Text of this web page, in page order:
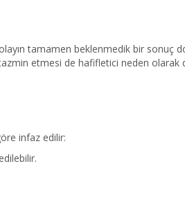
tamamen beklenmedik bir sonuç
etmesi de hafifletici neden olarak
infaz edilir: